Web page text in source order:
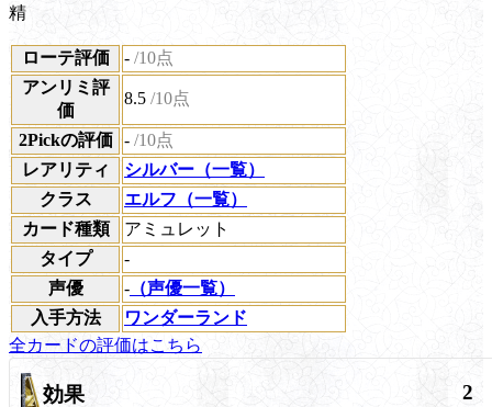
精
ローテ評価 - /10点
アンリミ評
価
8.5 /10点
2Pickの評価 - /10点
レアリティ
シルバー（一覧）
クラス
エルフ（一覧）
カード種類
アミュレット
タイプ
-
声優
- （声優一覧）
入手方法
ワンダーランド
全カードの評価はこちら
効果 2